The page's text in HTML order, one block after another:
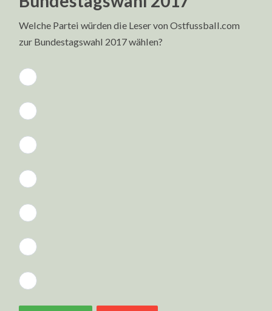
Welche Partei würden die Leser von Ostfussball.com
zur Bundestagswahl 2017 wählen?